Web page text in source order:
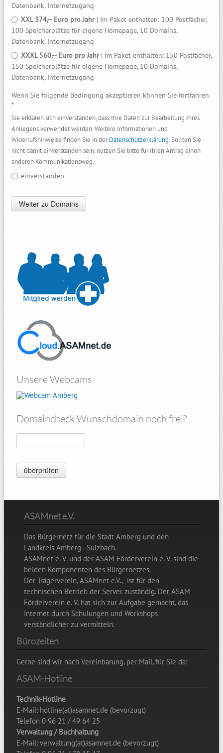
Datenbank, Internetzugang
XXL 374,-- Euro pro Jahr | Im Paket enthalten: 100 Postfächer,
100 Speicherplätze für eigene Homepage, 10 Domains,
Datenbank, Internetzugang
XXXL 560,-- Euro pro Jahr | Im Paket enthalten: 150 Postfächer,
150 Speicherplätze für eigene Homepage, 10 Domains,
Datenbank, Internetzugang
Wenn Sie folgende Bedingung akzeptieren können Sie fortfahren
*
Sie erklären sich einverstanden, dass Ihre Daten zur Bearbeitung Ihres
Anliegens verwendet werden. Weitere Informationen und
Widerrufshinweise finden Sie in derDatenschutzerklärung. Sollten Sie
nicht damit einverstanden sein, nutzen Sie bitte für Ihren Antrag einen
anderen Kommunikationsweg.
einverstanden
Unsere Webcams
Domaincheck Wunschdomain noch frei?
ASAMnet e.V.
Das Bürgernetz für die Stadt Amberg und den
Landkreis Amberg - Sulzbach.
ASAMnet e. V. und der ASAM Förderverein e. V. sind die
beiden Komponenten des Bürgernetzes.
Der Trägerverein, ASAMnet e.V., ist für den
technischen Betrieb der Server zuständig. Der ASAM
Förderverein e. V. hat sich zur Aufgabe gemacht, das
Internet durch Schulungen und Workshops
verständlicher zu vermitteln.
Bürozeiten
Gerne sind wir nach Vereinbarung, per Mail, für Sie da!
ASAM-Hotline
Technik-Hotline
E-Mail: hotline(at)asamnet.de (bevorzugt)
Telefon 0 96 21 / 49 64 25
Verwaltung / Buchhaltung
E-Mail: verwaltung(at)asamnet.de (bevorzugt)